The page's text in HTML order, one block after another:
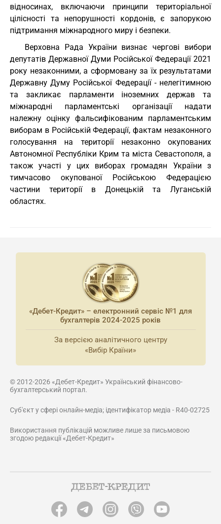
відносинах, включаючи принципи територіальної
цілісності та непорушності кордонів, є запорукою
підтримання міжнародного миру і безпеки.
Верховна Рада України визнає чергові вибори
депутатів Державної Думи Російської Федерації 2021
року незаконними, а сформовану за їх результатами
Державну Думу Російської Федерації - нелегітимною
та закликає парламенти іноземних держав та
міжнародні парламентські організації надати
належну оцінку фальсифікованим парламентським
виборам в Російській Федерації, фактам незаконного
голосування на території незаконно окупованих
Автономної Республіки Крим та міста Севастополя, а
також участі у цих виборах громадян України з
тимчасово окупованої Російською Федерацією
частини території в Донецькій та Луганській
областях.
«Дебет-Кредит» – електронний сервіс №1 для
бухгалтерів 2024-2025 років
За версією аналітичного центру
«Вибір Країни»
© 2012-2026 «Дебет-Кредит» Український фінансово-
бухгалтерський портал.
Суб'єкт у сфері онлайн-медіа; ідентифікатор медіа - R40-02725
Використання публікацій можливе лише за письмовою
згодою редакції «Дебет-Кредит»